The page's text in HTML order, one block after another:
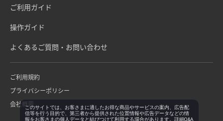
ご利用ガイド
操作ガイド
よくあるご質問・お問い合わせ
ご利用規約
プライバシーポリシー
会社概要このサイトでは、お客さまに適したお得な商品やサービスの案内、広告配
信等を行う目的で、第三者から提供された位置情報や広告データなどの情
報をお客さまの個人データと結びつけて利用する場合があります。詳細Q&A